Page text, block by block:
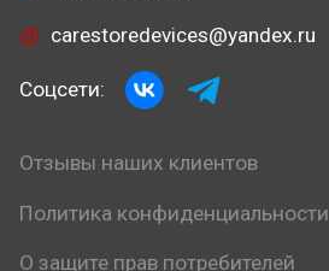
carestoredevices@yandex.ru
Соцсети:
Отзывы наших клиентов
Политика конфиденциальности
О защите прав потребителей